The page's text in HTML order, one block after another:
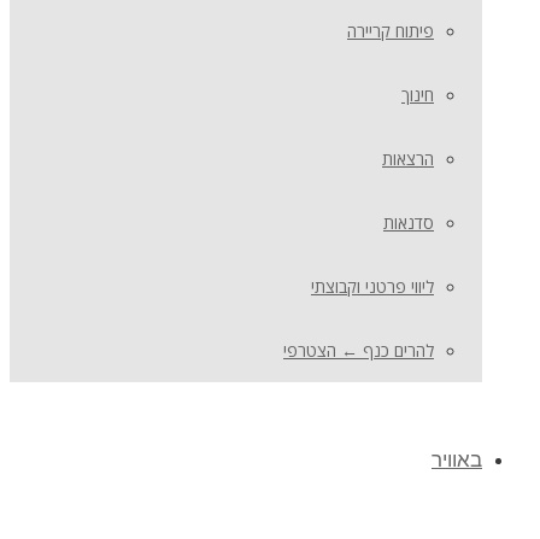
פיתוח קריירה
חינוך
הרצאות
סדנאות
ליווי פרטני וקבוצתי
להרים כנף ← הצטרפי
באוויר